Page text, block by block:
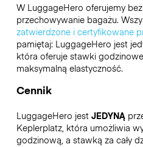
W LuggageHero oferujemy
przechowywanie bagażu.
zatwierdzone i certyfikowane
pamiętaj: LuggageHero jest
która oferuje stawki
maksymalną elastyczność.
Cennik
LuggageHero jest JEDYNĄ
Keplerplatz, która umożliwia
godzinową, a stawką za cały